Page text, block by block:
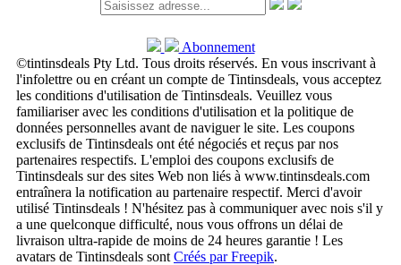
Abonnement
©tintinsdeals Pty Ltd. Tous droits réservés. En vous inscrivant à
l'infolettre ou en créant un compte de Tintinsdeals, vous acceptez
les conditions d'utilisation de Tintinsdeals. Veuillez vous
familiariser avec les conditions d'utilisation et la politique de
données personnelles avant de naviguer le site. Les coupons
exclusifs de Tintinsdeals ont été négociés et reçus par nos
partenaires respectifs. L'emploi des coupons exclusifs de
Tintinsdeals sur des sites Web non liés à www.tintinsdeals.com
entraînera la notification au partenaire respectif. Merci d'avoir
utilisé Tintinsdeals ! N'hésitez pas à communiquer avec nois s'il y
a une quelconque difficulté, nous vous offrons un délai de
livraison ultra-rapide de moins de 24 heures garantie ! Les
avatars de Tintinsdeals sont Créés par Freepik.